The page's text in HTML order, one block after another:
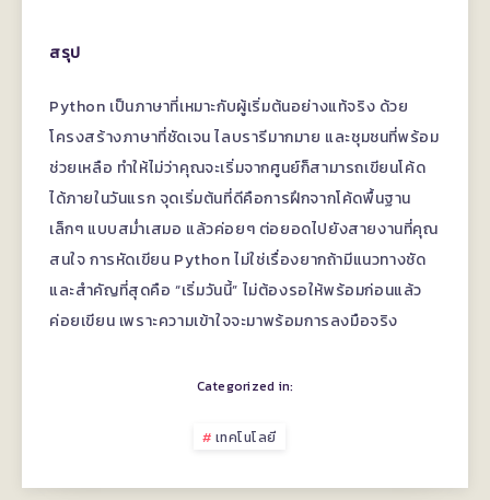
สรุป
Python เป็นภาษาที่เหมาะกับผู้เริ่มต้นอย่างแท้จริง ด้วย
โครงสร้างภาษาที่ชัดเจน ไลบรารีมากมาย และชุมชนที่พร้อม
ช่วยเหลือ ทำให้ไม่ว่าคุณจะเริ่มจากศูนย์ก็สามารถเขียนโค้ด
ได้ภายในวันแรก จุดเริ่มต้นที่ดีคือการฝึกจากโค้ดพื้นฐาน
เล็กๆ แบบสม่ำเสมอ แล้วค่อยๆ ต่อยอดไปยังสายงานที่คุณ
สนใจ การหัดเขียน Python ไม่ใช่เรื่องยากถ้ามีแนวทางชัด
และสำคัญที่สุดคือ “เริ่มวันนี้” ไม่ต้องรอให้พร้อมก่อนแล้ว
ค่อยเขียน เพราะความเข้าใจจะมาพร้อมการลงมือจริง
Categorized in:
เทคโนโลยี